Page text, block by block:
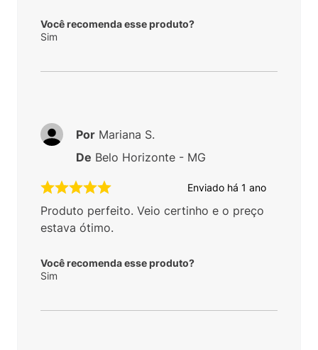
Você recomenda esse produto?
Sim
Enviado há 1 ano
Produto perfeito. Veio certinho e o preço
estava ótimo.
Você recomenda esse produto?
Sim
Por Mariana S.
De Belo Horizonte - MG